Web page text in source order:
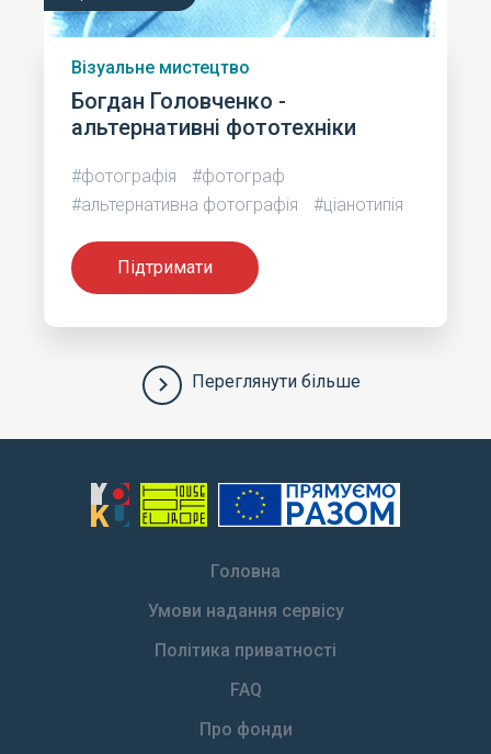
Візуальне мистецтво
Богдан Головченко -
альтернативні фототехніки
#фотографія
#фотограф
#альтернативна фотографія
#ціанотипія
Підтримати
Переглянути більше
Головна
Умови надання сервісу
Політика приватності
FAQ
Про фонди